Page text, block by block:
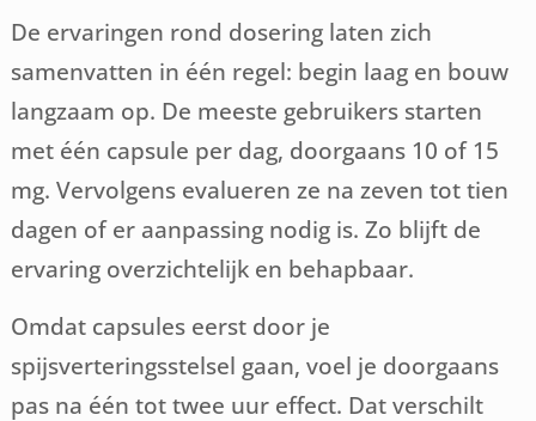
De ervaringen rond dosering laten zich
samenvatten in één regel: begin laag en bouw
langzaam op. De meeste gebruikers starten
met één capsule per dag, doorgaans 10 of 15
mg. Vervolgens evalueren ze na zeven tot tien
dagen of er aanpassing nodig is. Zo blijft de
ervaring overzichtelijk en behapbaar.
Omdat capsules eerst door je
spijsverteringsstelsel gaan, voel je doorgaans
pas na één tot twee uur effect. Dat verschilt